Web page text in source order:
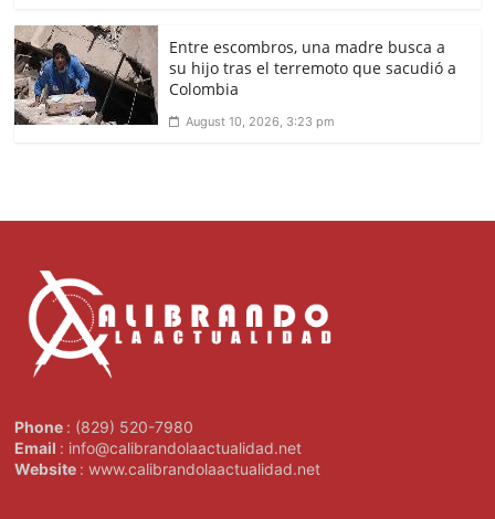
Entre escombros, una madre busca a
su hijo tras el terremoto que sacudió a
Colombia
August 10, 2026, 3:23 pm
Phone : (829) 520-7980
Email : info@calibrandolaactualidad.net
Website : www.calibrandolaactualidad.net